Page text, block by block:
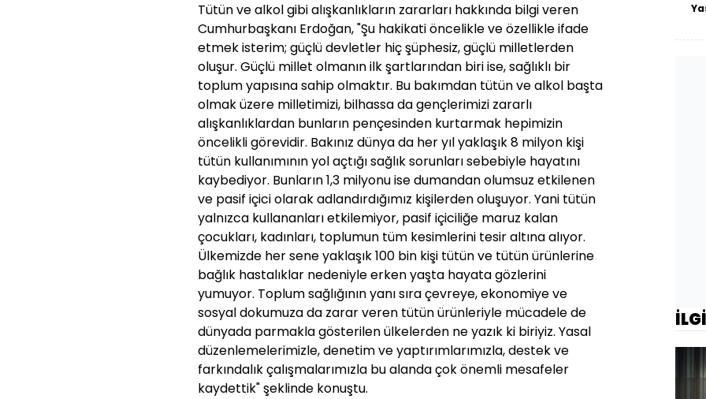
Tütün ve alkol gibi alışkanlıkların zararları hakkında bilgi veren
Cumhurbaşkanı Erdoğan, "Şu hakikati öncelikle ve özellikle ifade
etmek isterim; güçlü devletler hiç şüphesiz, güçlü milletlerden
oluşur. Güçlü millet olmanın ilk şartlarından biri ise, sağlıklı bir
toplum yapısına sahip olmaktır. Bu bakımdan tütün ve alkol başta
olmak üzere milletimizi, bilhassa da gençlerimizi zararlı
alışkanlıklardan bunların pençesinden kurtarmak hepimizin
öncelikli görevidir. Bakınız dünya da her yıl yaklaşık 8 milyon kişi
tütün kullanımının yol açtığı sağlık sorunları sebebiyle hayatını
kaybediyor. Bunların 1,3 milyonu ise dumandan olumsuz etkilenen
ve pasif içici olarak adlandırdığımız kişilerden oluşuyor. Yani tütün
yalnızca kullananları etkilemiyor, pasif içiciliğe maruz kalan
çocukları, kadınları, toplumun tüm kesimlerini tesir altına alıyor.
Ülkemizde her sene yaklaşık 100 bin kişi tütün ve tütün ürünlerine
bağlık hastalıklar nedeniyle erken yaşta hayata gözlerini
yumuyor. Toplum sağlığının yanı sıra çevreye, ekonomiye ve
sosyal dokumuza da zarar veren tütün ürünleriyle mücadele de
dünyada parmakla gösterilen ülkelerden ne yazık ki biriyiz. Yasal
düzenlemelerimizle, denetim ve yaptırımlarımızla, destek ve
farkındalık çalışmalarımızla bu alanda çok önemli mesafeler
kaydettik" şeklinde konuştu.